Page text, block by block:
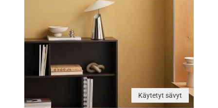
Käytetyt sävyt